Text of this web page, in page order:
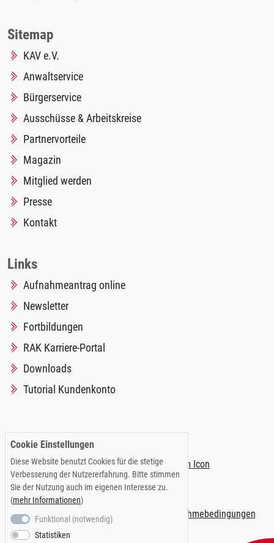
Sitemap
KAV e.V.
Anwaltservice
Bürgerservice
Ausschüsse & Arbeitskreise
Partnervorteile
Magazin
Mitglied werden
Presse
Kontakt
Links
Aufnahmeantrag online
Newsletter
Fortbildungen
RAK Karriere-Portal
Downloads
Tutorial Kundenkonto
Impressum |Datenschutzerklärung Teilnahmebedingungen
Cookie Einstellungen
Diese Website benutzt Cookies für die stetige
Verbesserung der Nutzererfahrung. Bitte stimmen
Sie der Nutzung auch im eigenen Interesse zu.
(mehr Informationen)
Funktional (notwendig)
Statistiken